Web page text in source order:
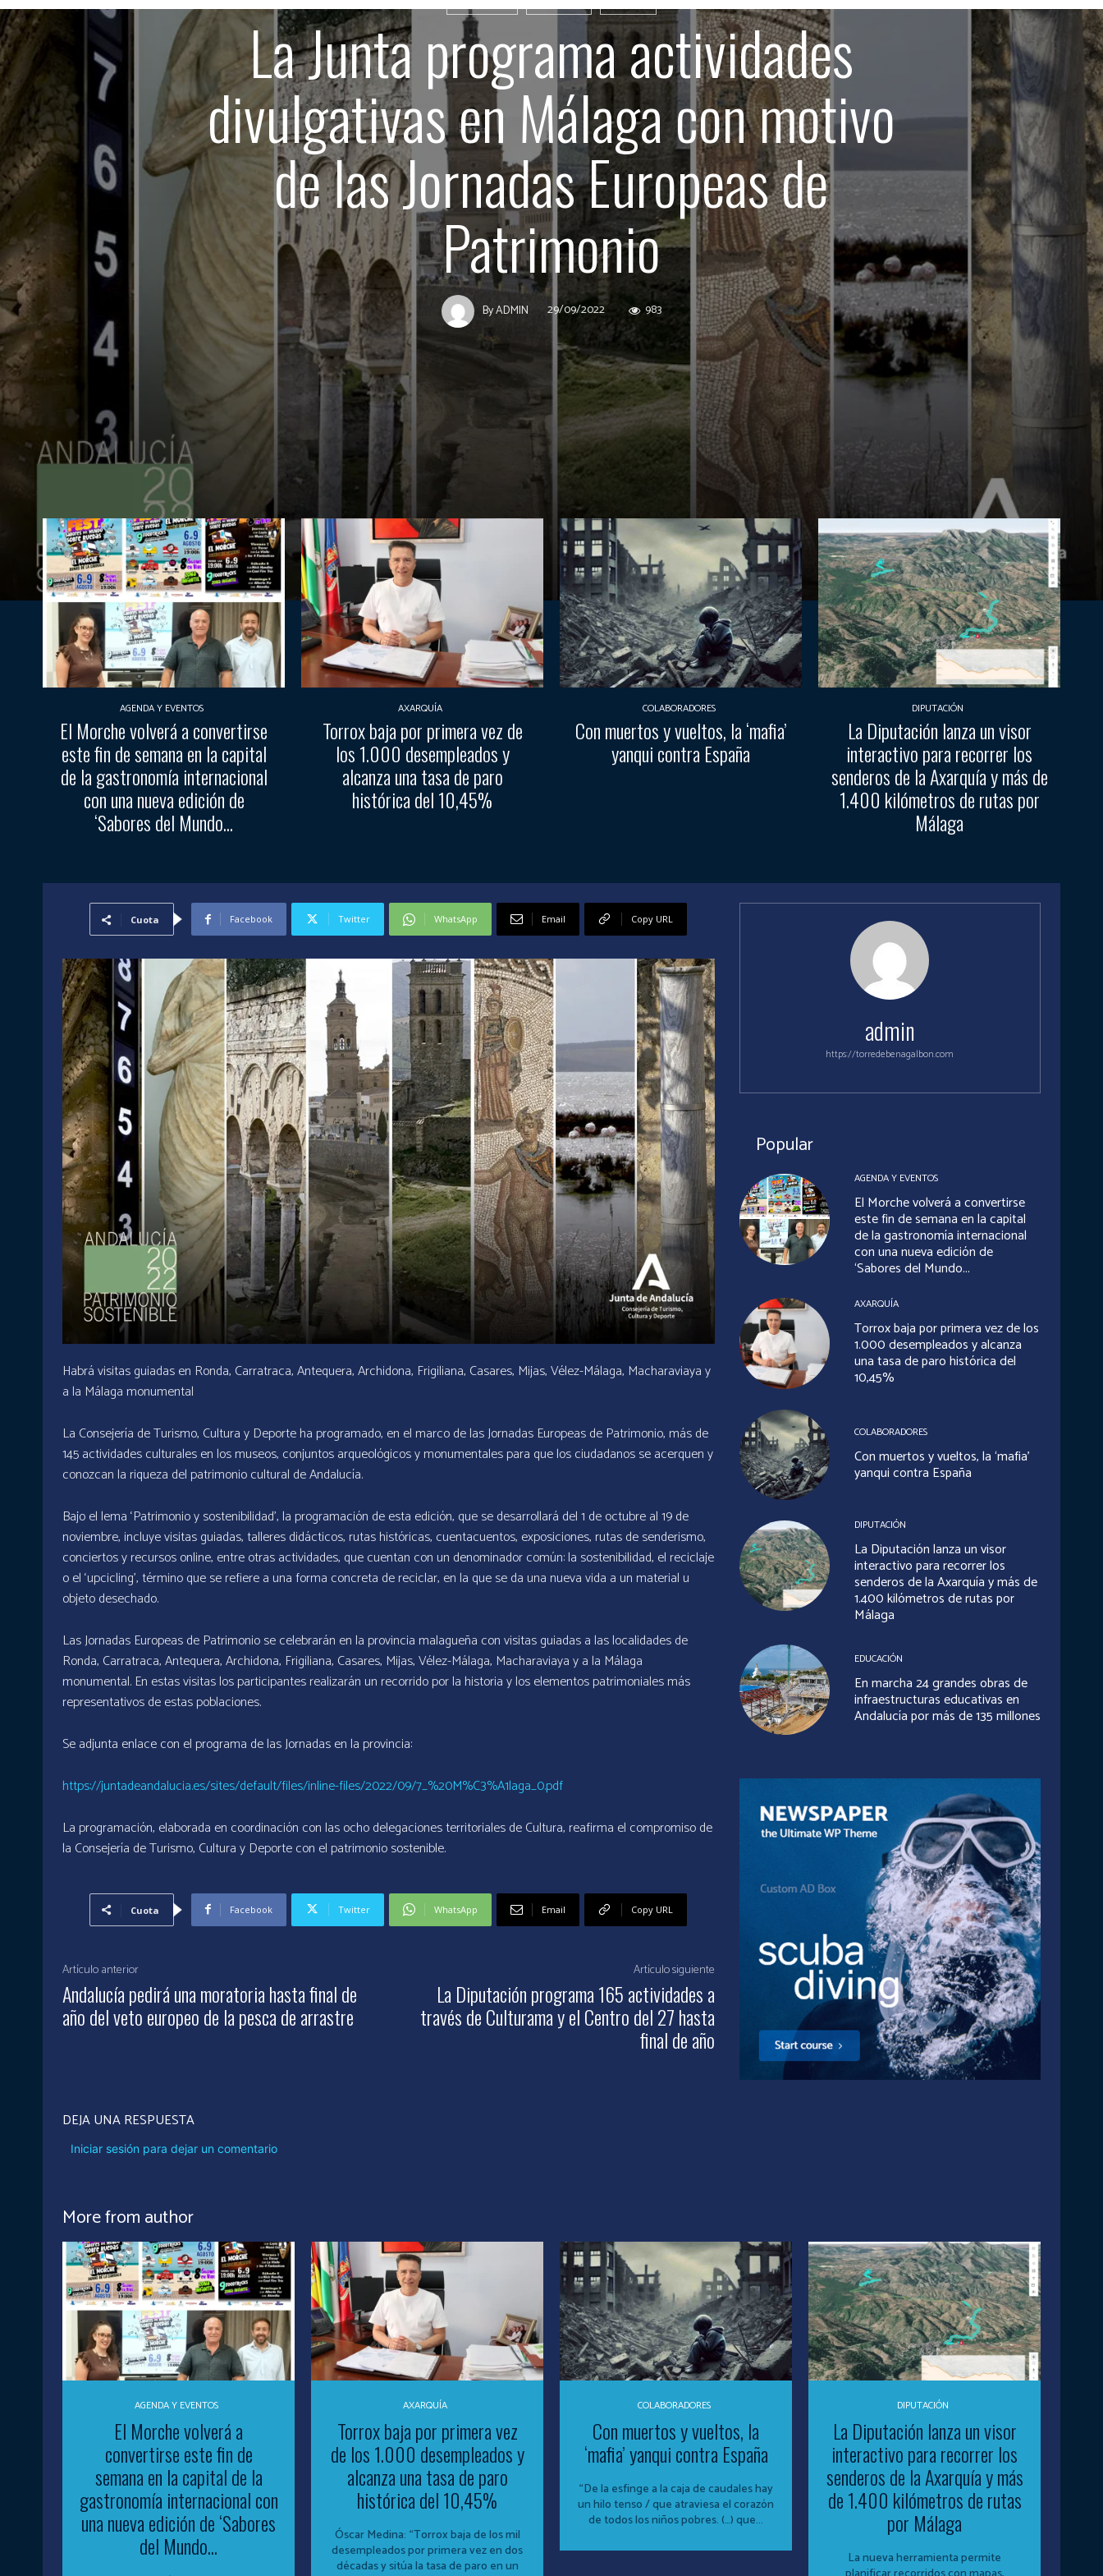
La Junta programa actividades
divulgativas en Málaga con motivo
de las Jornadas Europeas de
Patrimonio
ByADMIN 29/09/2022 983
AGENDA Y EVENTOS
El Morche volverá a convertirse
este fin de semana en la capital
de la gastronomía internacional
con una nueva edición de
‘Sabores del Mundo...
AXARQUÍA
Torrox baja por primera vez de
los 1.000 desempleados y
alcanza una tasa de paro
histórica del 10,45%
COLABORADORES
Con muertos y vueltos, la ‘mafia’
yanqui contra España
DIPUTACIÓN
La Diputación lanza un visor
interactivo para recorrer los
senderos de la Axarquía y más de
1.400 kilómetros de rutas por
Málaga
Cuota Facebook Twitter WhatsApp Email Copy URL
Habrá visitas guiadas en Ronda, Carratraca, Antequera, Archidona, Frigiliana, Casares, Mijas, Vélez-Málaga, Macharaviaya y
a la Málaga monumental
La Consejería de Turismo, Cultura y Deporte ha programado, en el marco de las Jornadas Europeas de Patrimonio, más de
145 actividades culturales en los museos, conjuntos arqueológicos y monumentales para que los ciudadanos se acerquen y
conozcan la riqueza del patrimonio cultural de Andalucía.
Bajo el lema ‘Patrimonio y sostenibilidad’, la programación de esta edición, que se desarrollará del 1 de octubre al 19 de
noviembre, incluye visitas guiadas, talleres didácticos, rutas históricas, cuentacuentos, exposiciones, rutas de senderismo,
conciertos y recursos online, entre otras actividades, que cuentan con un denominador común: la sostenibilidad, el reciclaje
o el ‘upcicling’, término que se refiere a una forma concreta de reciclar, en la que se da una nueva vida a un material u
objeto desechado.
Las Jornadas Europeas de Patrimonio se celebrarán en la provincia malagueña con visitas guiadas a las localidades de
Ronda, Carratraca, Antequera, Archidona, Frigiliana, Casares, Mijas, Vélez-Málaga, Macharaviaya y a la Málaga
monumental. En estas visitas los participantes realizarán un recorrido por la historia y los elementos patrimoniales más
representativos de estas poblaciones.
Se adjunta enlace con el programa de las Jornadas en la provincia:
https://juntadeandalucia.es/sites/default/files/inline-files/2022/09/7_%20M%C3%A1laga_0.pdf
La programación, elaborada en coordinación con las ocho delegaciones territoriales de Cultura, reafirma el compromiso de
la Consejería de Turismo, Cultura y Deporte con el patrimonio sostenible.
Cuota Facebook Twitter WhatsApp Email Copy URL
Artículo anterior
Andalucía pedirá una moratoria hasta final de
año del veto europeo de la pesca de arrastre
Artículo siguiente
La Diputación programa 165 actividades a
través de Culturama y el Centro del 27 hasta
final de año
DEJA UNA RESPUESTA
Iniciar sesión para dejar un comentario
admin
https://torredebenagalbon.com
Popular
AGENDA Y EVENTOS
El Morche volverá a convertirse
este fin de semana en la capital
de la gastronomía internacional
con una nueva edición de
‘Sabores del Mundo...
AXARQUÍA
Torrox baja por primera vez de los
1.000 desempleados y alcanza
una tasa de paro histórica del
10,45%
COLABORADORES
Con muertos y vueltos, la ‘mafia’
yanqui contra España
DIPUTACIÓN
La Diputación lanza un visor
interactivo para recorrer los
senderos de la Axarquía y más de
1.400 kilómetros de rutas por
Málaga
EDUCACIÓN
En marcha 24 grandes obras de
infraestructuras educativas en
Andalucía por más de 135 millones
More from author
AGENDA Y EVENTOS
El Morche volverá a
convertirse este fin de
semana en la capital de la
gastronomía internacional con
una nueva edición de ‘Sabores
del Mundo...
AXARQUÍA
Torrox baja por primera vez
de los 1.000 desempleados y
alcanza una tasa de paro
histórica del 10,45%
Óscar Medina: “Torrox baja de los mil
desempleados por primera vez en dos
décadas y sitúa la tasa de paro en un
COLABORADORES
Con muertos y vueltos, la
‘mafia’ yanqui contra España
“De la esfinge a la caja de caudales hay
un hilo tenso / que atraviesa el corazón
de todos los niños pobres. (…) que...
DIPUTACIÓN
La Diputación lanza un visor
interactivo para recorrer los
senderos de la Axarquía y más
de 1.400 kilómetros de rutas
por Málaga
La nueva herramienta permite